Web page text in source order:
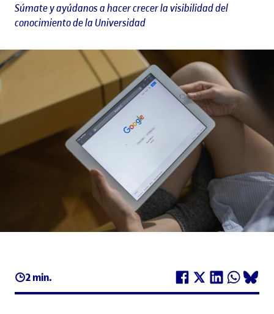
Súmate y ayúdanos a hacer crecer la visibilidad del
conocimiento de la Universidad
2 min.